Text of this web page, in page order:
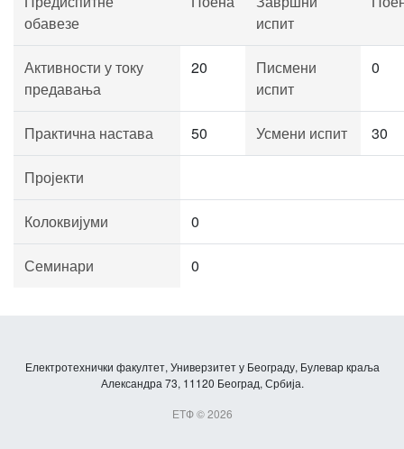
обавезе
испит
Активности у току
предавања
20
Писмени
испит
0
Практична настава 50 Усмени испит 30
Пројекти
Колоквијуми 0
Семинари 0
Електротехнички факултет, Универзитет у Београду, Булевар краља
Александра 73, 11120 Београд, Србија.
ЕТФ © 2026